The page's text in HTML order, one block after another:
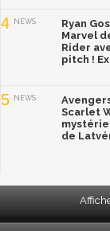
4 NEWS
Ryan
Marvel
Rider
pitch !
5 NEWS
Scarlet
de